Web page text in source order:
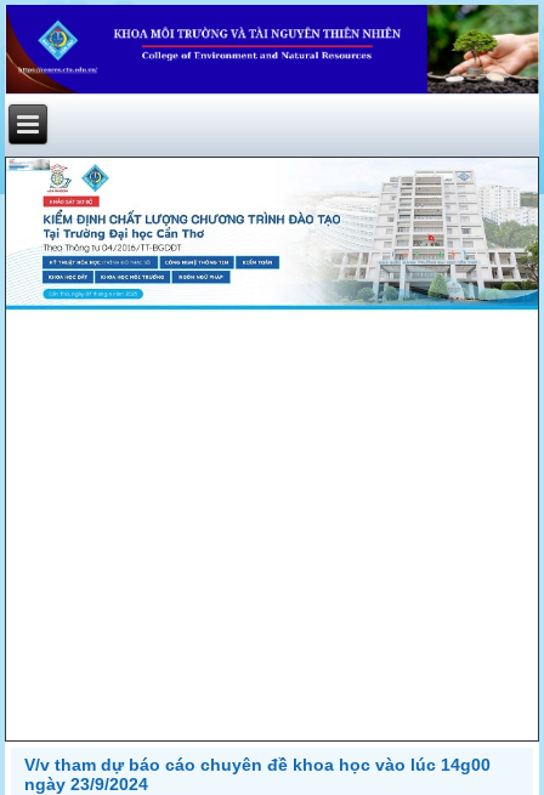
V/v tham dự báo cáo chuyên đề khoa học vào lúc 14g00
ngày 23/9/2024